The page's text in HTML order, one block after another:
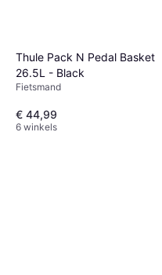
Thule Pack N Pedal Basket
26.5L - Black
Fietsmand
€ 44,99
6 winkels